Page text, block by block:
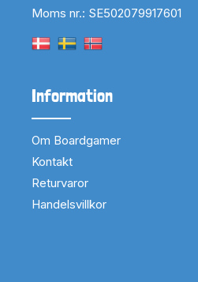
Moms nr.: SE502079917601
Information
Om Boardgamer
Kontakt
Returvaror
Handelsvillkor